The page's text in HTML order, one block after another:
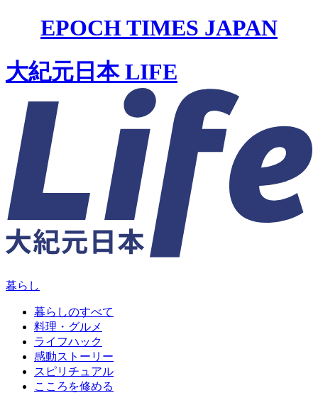
EPOCH TIMES JAPAN
大紀元日本 LIFE
暮らし
暮らしのすべて
料理・グルメ
ライフハック
感動ストーリー
スピリチュアル
こころを修める